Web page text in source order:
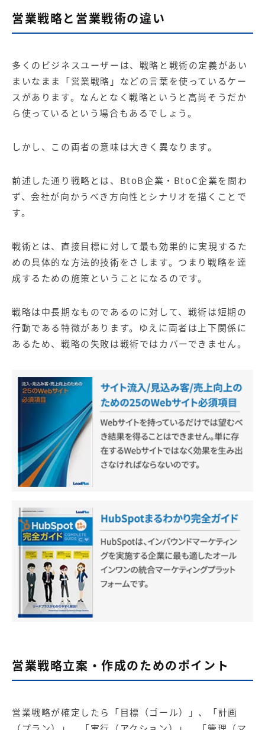
営業戦略と営業戦術の違い
多くのビジネスユーザーは、戦略と戦術の定義があい
まいなまま「営業戦略」などの言葉を使っているケー
スがあります。なんとなく戦略というと高尚そうだか
ら使っているという場合もあるでしょう。
しかし、この両者の意味は大きく異なります。
前述した通り戦略とは、BtoB企業・BtoC企業を問わ
ず、会社が向かうべき方向性とシナリオを描くことで
す。
戦術とは、直接目標に対して最も効果的に実現するた
めの具体的な方法的技術をさします。つまり戦略を達
成するための施策ということになるのです。
戦略は中長期なものであるのに対して、戦術は短期の
行動である特徴があります。ゆえに両者は上下関係に
あるため、戦略の失敗は戦術ではカバーできません。
営業戦略立案・作成のためのポイント
営業戦略が確定したら「目標（ゴール）」、「計画